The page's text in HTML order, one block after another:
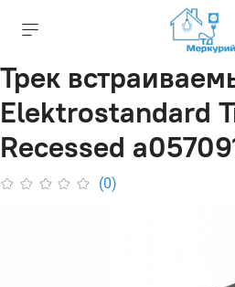
Трек
Elektrostandard
Recessed
(0)